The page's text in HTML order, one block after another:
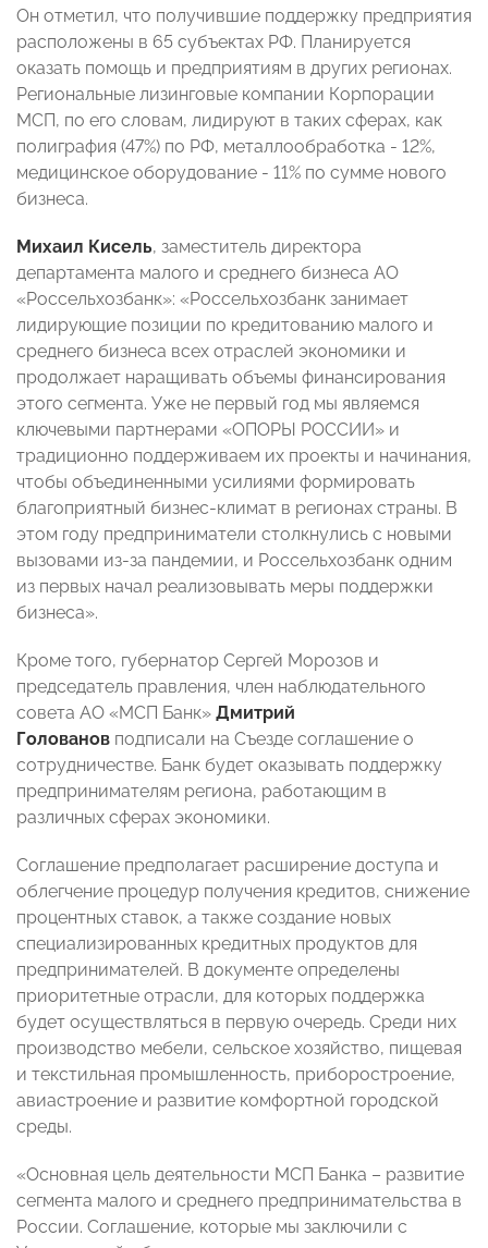
Он отметил, что получившие поддержку предприятия
расположены в 65 субъектах РФ. Планируется
оказать помощь и предприятиям в других регионах.
Региональные лизинговые компании Корпорации
МСП, по его словам, лидируют в таких сферах, как
полиграфия (47%) по РФ, металлообработка - 12%,
медицинское оборудование - 11% по сумме нового
бизнеса.
Михаил Кисель, заместитель директора
департамента малого и среднего бизнеса АО
«Россельхозбанк»: «Россельхозбанк занимает
лидирующие позиции по кредитованию малого и
среднего бизнеса всех отраслей экономики и
продолжает наращивать объемы финансирования
этого сегмента. Уже не первый год мы являемся
ключевыми партнерами «ОПОРЫ РОССИИ» и
традиционно поддерживаем их проекты и начинания,
чтобы объединенными усилиями формировать
благоприятный бизнес-климат в регионах страны. В
этом году предприниматели столкнулись с новыми
вызовами из-за пандемии, и Россельхозбанк одним
из первых начал реализовывать меры поддержки
бизнеса».
Кроме того, губернатор Сергей Морозов и
председатель правления, член наблюдательного
совета АО «МСП Банк» Дмитрий
Голованов подписали на Съезде соглашение о
сотрудничестве. Банк будет оказывать поддержку
предпринимателям региона, работающим в
различных сферах экономики.
Соглашение предполагает расширение доступа и
облегчение процедур получения кредитов, снижение
процентных ставок, а также создание новых
специализированных кредитных продуктов для
предпринимателей. В документе определены
приоритетные отрасли, для которых поддержка
будет осуществляться в первую очередь. Среди них
производство мебели, сельское хозяйство, пищевая
и текстильная промышленность, приборостроение,
авиастроение и развитие комфортной городской
среды.
«Основная цель деятельности МСП Банка – развитие
сегмента малого и среднего предпринимательства в
России. Соглашение, которые мы заключили с